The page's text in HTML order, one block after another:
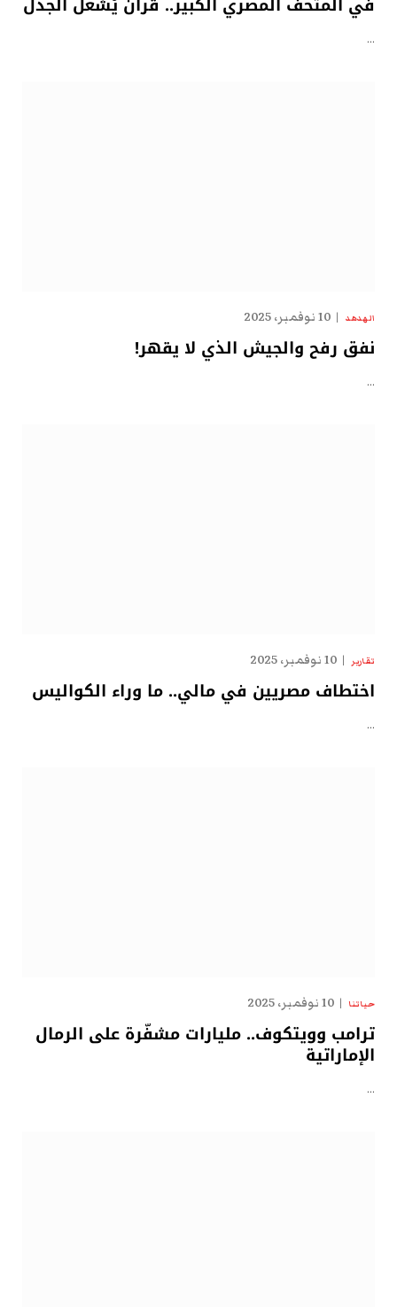
…
الهدهد 10 نوفمبر، 2025
نفق رفح والجيش الذي لا يقهر!
…
تقارير 10 نوفمبر، 2025
اختطاف مصريين في مالي.. ما وراء الكواليس
…
حياتنا 10 نوفمبر، 2025
ترامب وويتكوف.. مليارات مشفّرة على الرمال
الإماراتية
…